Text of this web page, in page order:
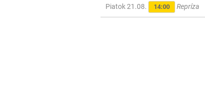
Piatok 21.08. 14:00 Repríza